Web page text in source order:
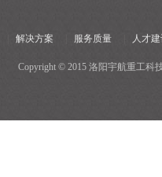
解决方案 服务质量 人才
Copyright © 2015 洛阳宇航重工科